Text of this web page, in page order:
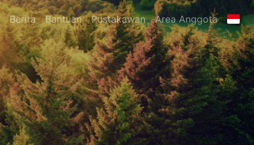
Berita Bantuan Pustakawan Area Anggota